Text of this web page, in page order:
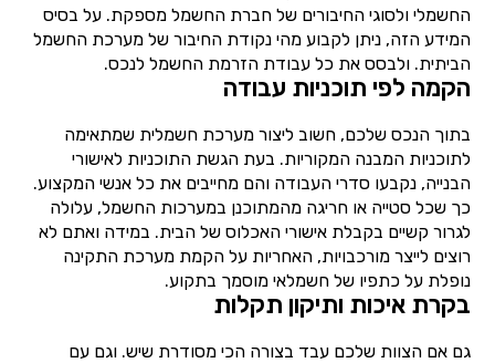
החשמלי ולסוגי החיבורים של חברת החשמל מספקת. על בסיס
המידע הזה, ניתן לקבוע מהי נקודת החיבור של מערכת החשמל
הביתית. ולבסס את כל עבודת הזרמת החשמל לנכס.
הקמה לפי תוכניות עבודה
בתוך הנכס שלכם, חשוב ליצור מערכת חשמלית שמתאימה
לתוכניות המבנה המקוריות. בעת הגשת התוכניות לאישורי
הבנייה, נקבעו סדרי העבודה והם מחייבים את כל אנשי המקצוע.
כך שכל סטייה או חריגה מהמתוכנן במערכות החשמל, עלולה
לגרור קשיים בקבלת אישורי האכלוס של הבית. במידה ואתם לא
רוצים לייצר מורכבויות, האחריות על הקמת מערכת התקינה
נופלת על כתפיו של חשמלאי מוסמך בתקוע.
בקרת איכות ותיקון תקלות
גם אם הצוות שלכם עבד בצורה הכי מסודרת שיש. וגם עם